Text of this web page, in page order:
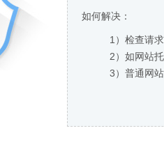
如何解决：
1）检查请
2）如网站
3）普通网